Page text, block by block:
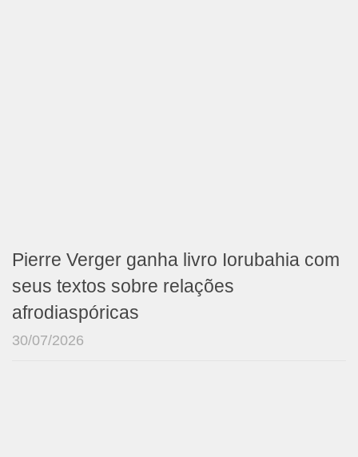
Pierre Verger ganha livro Iorubahia com
seus textos sobre relações
afrodiaspóricas
30/07/2026